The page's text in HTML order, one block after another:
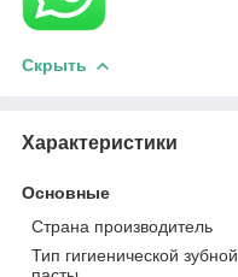
Скрыть
Характеристики
Основные
Страна производитель
Тип гигиенической зубной